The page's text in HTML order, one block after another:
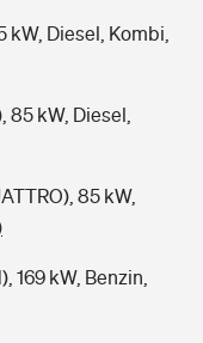
kW, Diesel, Kombi,
85 kW, Diesel,
85 kW,
169 kW, Benzin,